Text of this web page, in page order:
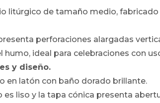
litúrgico de tamaño medio,
perforaciones alargadas
humo, ideal para celebraciones con
y diseño.
en latón con baño dorado brillante.
es liso y la tapa cónica presenta